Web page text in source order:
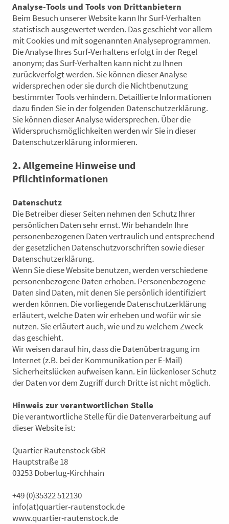
Analyse-Tools und Tools von Drittanbietern
Beim Besuch unserer Website kann Ihr Surf-Verhalten
statistisch ausgewertet werden. Das geschieht vor allem
mit Cookies und mit sogenannten Analyseprogrammen.
Die Analyse Ihres Surf-Verhaltens erfolgt in der Regel
anonym; das Surf-Verhalten kann nicht zu Ihnen
zurückverfolgt werden. Sie können dieser Analyse
widersprechen oder sie durch die Nichtbenutzung
bestimmter Tools verhindern. Detaillierte Informationen
dazu finden Sie in der folgenden Datenschutzerklärung.
Sie können dieser Analyse widersprechen. Über die
Widerspruchsmöglichkeiten werden wir Sie in dieser
Datenschutzerklärung informieren.
2. Allgemeine Hinweise und
Pflichtinformationen
Datenschutz
Die Betreiber dieser Seiten nehmen den Schutz Ihrer
persönlichen Daten sehr ernst. Wir behandeln Ihre
personenbezogenen Daten vertraulich und entsprechend
der gesetzlichen Datenschutzvorschriften sowie dieser
Datenschutzerklärung.
Wenn Sie diese Website benutzen, werden verschiedene
personenbezogene Daten erhoben. Personenbezogene
Daten sind Daten, mit denen Sie persönlich identifiziert
werden können. Die vorliegende Datenschutzerklärung
erläutert, welche Daten wir erheben und wofür wir sie
nutzen. Sie erläutert auch, wie und zu welchem Zweck
das geschieht.
Wir weisen darauf hin, dass die Datenübertragung im
Internet (z.B. bei der Kommunikation per E-Mail)
Sicherheitslücken aufweisen kann. Ein lückenloser Schutz
der Daten vor dem Zugriff durch Dritte ist nicht möglich.
Hinweis zur verantwortlichen Stelle
Die verantwortliche Stelle für die Datenverarbeitung auf
dieser Website ist:
Quartier Rautenstock GbR
Hauptstraße 18
03253 Doberlug-Kirchhain
+49 (0)35322 512130
info(at)quartier-rautenstock.de
www.quartier-rautenstock.de